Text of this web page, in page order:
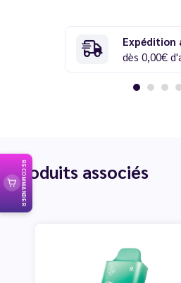
Expédition
dès 0,00€
Produits associés
RECOMMANDER